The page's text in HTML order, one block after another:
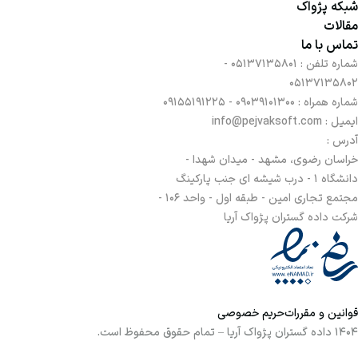
شبکه پژواک
مقالات
تماس با ما
شماره تلفن :
05137135801 -
05137135802
شماره همراه : 09039101300 - 09155191225
ایمیل : info@pejvaksoft.com
آدرس :
خراسان رضوی، مشهد - میدان شهدا -
دانشگاه 1 - درب شیشه ای جنب پارکینگ
مجتمع تجاری امین - طبقه اول - واحد 106 -
شرکت داده گستران پژواک آریا
1404 داده گستران پژواک آریا – تمام حقوق محفوظ است.
قوانین و مقرراتحریم خصوصی